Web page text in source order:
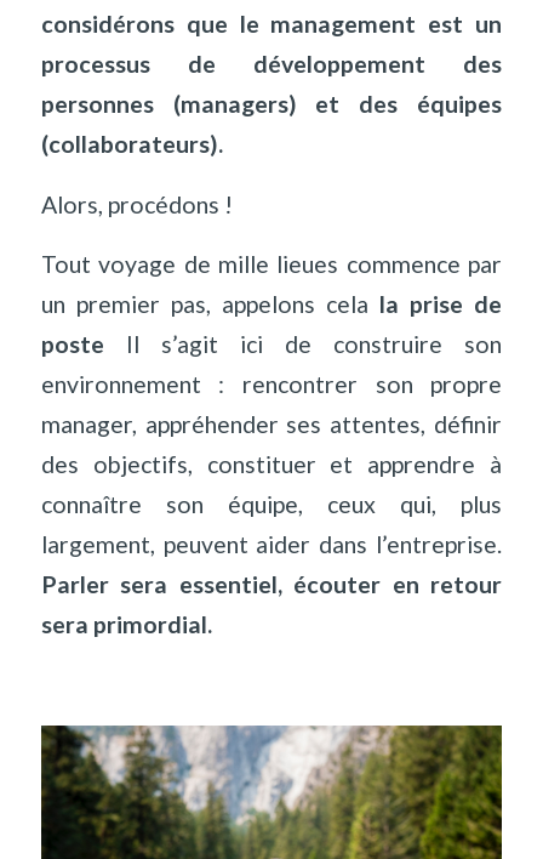
considérons que le management est un
processus de développement des
personnes (managers) et des équipes
(collaborateurs).
Alors, procédons !
Tout voyage de mille lieues commence par
un premier pas, appelons cela la prise de
poste Il s’agit ici de construire son
environnement : rencontrer son propre
manager, appréhender ses attentes, définir
des objectifs, constituer et apprendre à
connaître son équipe, ceux qui, plus
largement, peuvent aider dans l’entreprise.
Parler sera essentiel, écouter en retour
sera primordial.